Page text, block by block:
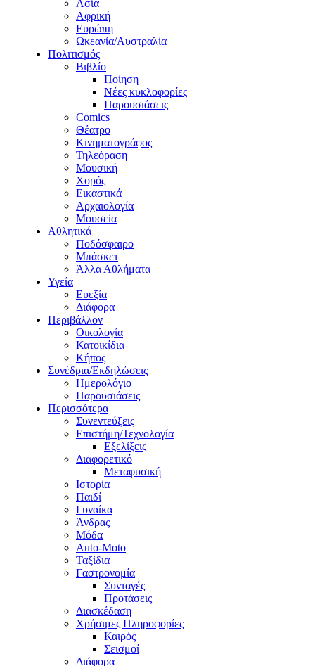
Ασία
Αφρική
Ευρώπη
Ωκεανία/Αυστραλία
Πολιτισμός
Βιβλίο
Ποίηση
Νέες κυκλοφορίες
Παρουσιάσεις
Comics
Θέατρο
Κινηματογράφος
Τηλεόραση
Μουσική
Χορός
Εικαστικά
Αρχαιολογία
Μουσεία
Αθλητικά
Ποδόσφαιρο
Μπάσκετ
Άλλα Αθλήματα
Υγεία
Ευεξία
Διάφορα
Περιβάλλον
Οικολογία
Κατοικίδια
Κήπος
Συνέδρια/Εκδηλώσεις
Ημερολόγιο
Παρουσιάσεις
Περισσότερα
Συνεντεύξεις
Επιστήμη/Τεχνολογία
Εξελίξεις
Διαφορετικό
Μεταφυσική
Ιστορία
Παιδί
Γυναίκα
Άνδρας
Μόδα
Auto-Moto
Ταξίδια
Γαστρονομία
Συνταγές
Προτάσεις
Διασκέδαση
Χρήσιμες Πληροφορίες
Καιρός
Σεισμοί
Διάφορα